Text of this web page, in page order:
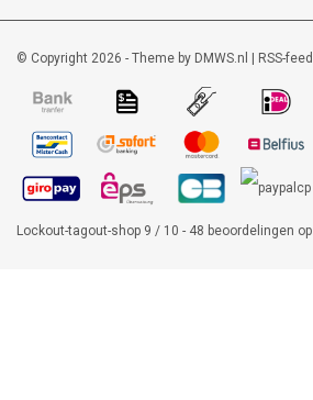
© Copyright 2026 - Theme by DMWS.nl | RSS-feed
Lockout-tagout-shop 9 / 10 - 48 beoordelingen op